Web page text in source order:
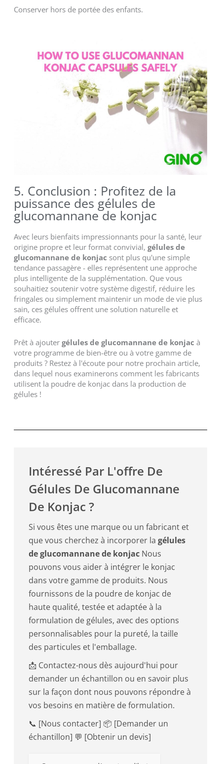
Conserver hors de portée des enfants.
5. Conclusion : Profitez de la
puissance des gélules de
glucomannane de konjac
Avec leurs bienfaits impressionnants pour la santé, leur
origine propre et leur format convivial, gélules de
glucomannane de konjac sont plus qu'une simple
tendance passagère - elles représentent une approche
plus intelligente de la supplémentation. Que vous
souhaitiez soutenir votre système digestif, réduire les
fringales ou simplement maintenir un mode de vie plus
sain, ces gélules offrent une solution naturelle et
efficace.
Prêt à ajouter gélules de glucomannane de konjac à
votre programme de bien-être ou à votre gamme de
produits ? Restez à l'écoute pour notre prochain article,
dans lequel nous examinerons comment les fabricants
utilisent la poudre de konjac dans la production de
gélules !
Intéressé Par L'offre De
Gélules De Glucomannane
De Konjac ?
Si vous êtes une marque ou un fabricant et
que vous cherchez à incorporer la gélules
de glucomannane de konjac Nous
pouvons vous aider à intégrer le konjac
dans votre gamme de produits. Nous
fournissons de la poudre de konjac de
haute qualité, testée et adaptée à la
formulation de gélules, avec des options
personnalisables pour la pureté, la taille
des particules et l'emballage.
📩 Contactez-nous dès aujourd'hui pour
demander un échantillon ou en savoir plus
sur la façon dont nous pouvons répondre à
vos besoins en matière de formulation.
📞 [Nous contacter] 📦 [Demander un
échantillon] 💬 [Obtenir un devis]